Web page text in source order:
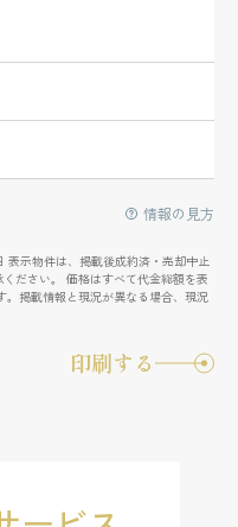
情報の見方
表示物件は、掲載後成約済・売却中止
ださい。 価格はすべて代金総額を表
掲載情報と現況が異なる場合、現況
印刷する